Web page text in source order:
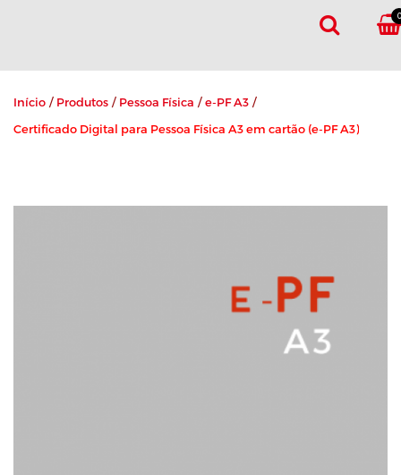
0
Início / Produtos / Pessoa Física / e-PF A3 /
Certificado Digital para Pessoa Física A3 em cartão (e-PF A3)